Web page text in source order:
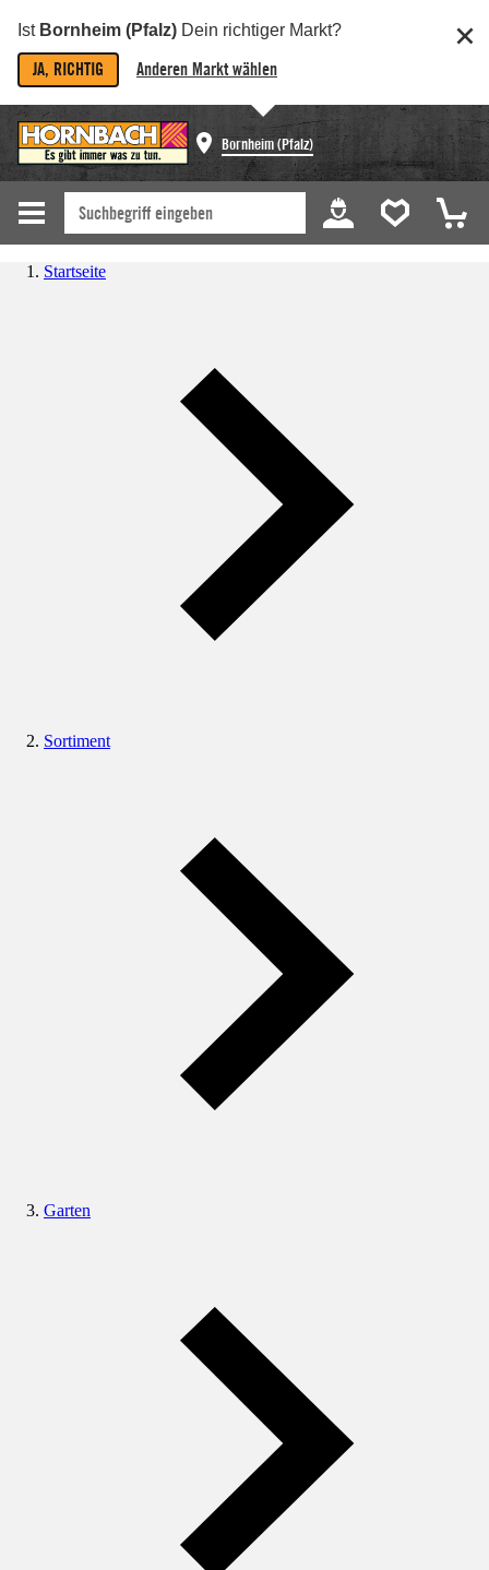
Ist Bornheim (Pfalz) Dein richtiger Markt?
JA, RICHTIG Anderen Markt wählen
Bornheim (Pfalz)
Startseite
Sortiment
Garten